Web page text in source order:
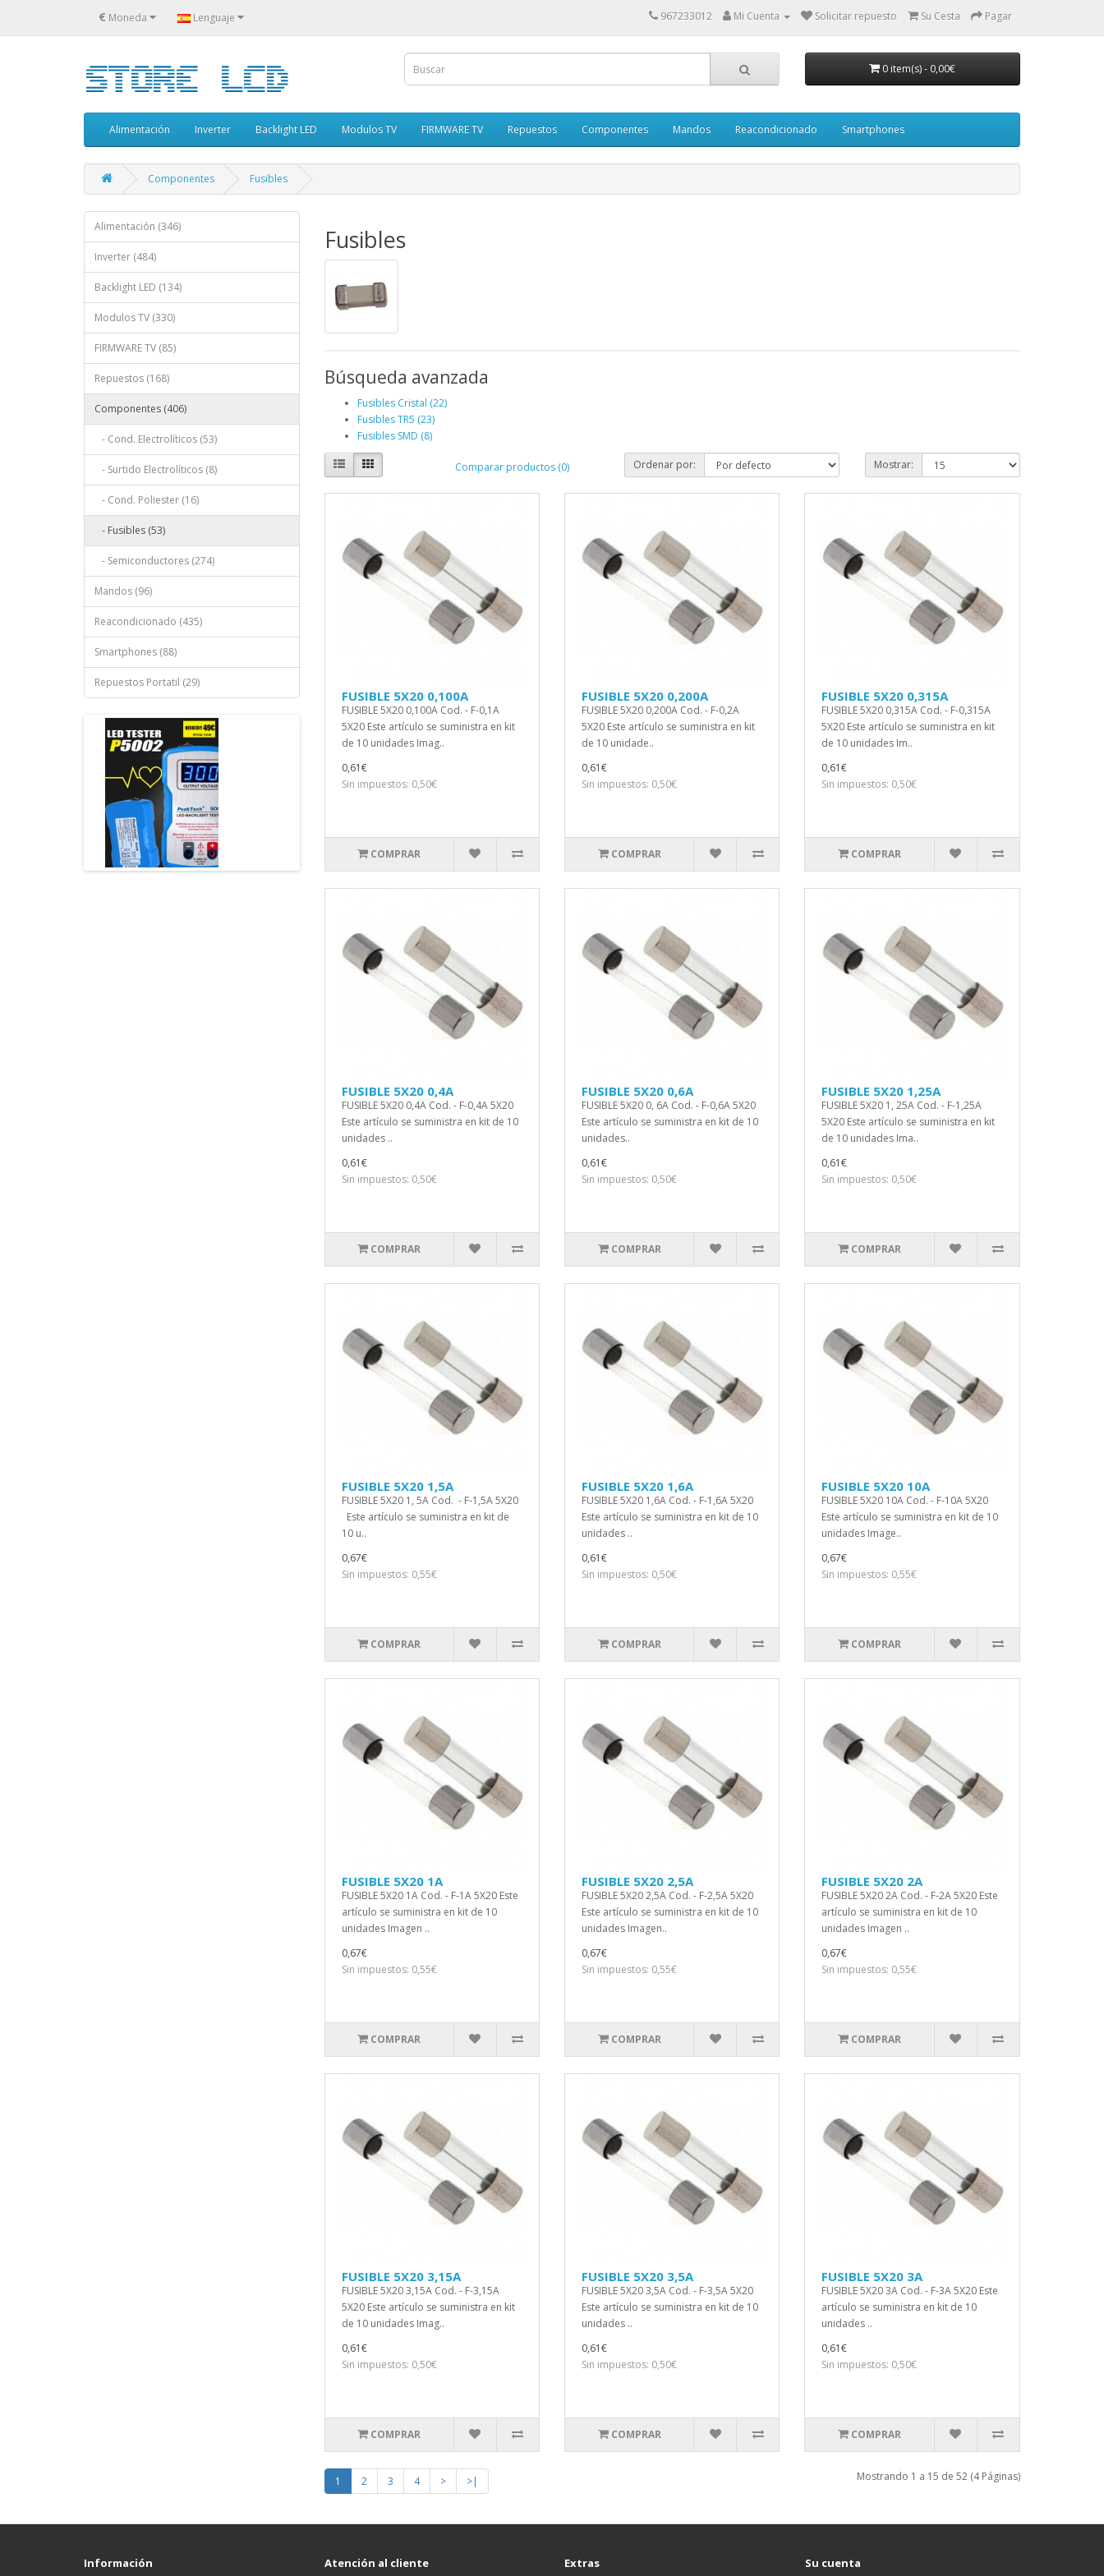
€ Moneda Lenguaje 967233012 Mi Cuenta Solicitar repuesto Su Cesta Pagar
0 item(s)- 0,00€
Alimentación Inverter Backlight LED Modulos TV FIRMWARE TV Repuestos Componentes Mandos Reacondicionado Smartphones
Componentes Fusibles
Alimentación (346)
Inverter (484)
Backlight LED (134)
Modulos TV (330)
FIRMWARE TV (85)
Repuestos (168)
Componentes (406)
- Cond. Electrolíticos (53)
- Surtido Electrolíticos (8)
- Cond. Poliester (16)
- Fusibles (53)
- Semiconductores (274)
Mandos (96)
Reacondicionado (435)
Smartphones (88)
Repuestos Portatil (29)
Fusibles
Búsqueda avanzada
Fusibles Cristal (22)
Fusibles TR5 (23)
Fusibles SMD (8)
Comparar productos (0) Ordenar por: Mostrar:
FUSIBLE 5X20 0,100A
FUSIBLE 5X20 0,100A Cod. - F-0,1A
5X20 Este artículo se suministra en kit
de 10 unidades Imag..
0,61€
Sin impuestos: 0,50€
COMPRAR
FUSIBLE 5X20 0,200A
FUSIBLE 5X20 0,200A Cod. - F-0,2A
5X20 Este artículo se suministra en kit
de 10 unidade..
0,61€
Sin impuestos: 0,50€
COMPRAR
FUSIBLE 5X20 0,315A
FUSIBLE 5X20 0,315A Cod. - F-0,315A
5X20 Este artículo se suministra en kit
de 10 unidades Im..
0,61€
Sin impuestos: 0,50€
COMPRAR
FUSIBLE 5X20 0,4A
FUSIBLE 5X20 0,4A Cod. - F-0,4A 5X20
Este artículo se suministra en kit de 10
unidades ..
0,61€
Sin impuestos: 0,50€
COMPRAR
FUSIBLE 5X20 0,6A
FUSIBLE 5X20 0, 6A Cod. - F-0,6A 5X20
Este artículo se suministra en kit de 10
unidades..
0,61€
Sin impuestos: 0,50€
COMPRAR
FUSIBLE 5X20 1,25A
FUSIBLE 5X20 1, 25A Cod. - F-1,25A
5X20 Este artículo se suministra en kit
de 10 unidades Ima..
0,61€
Sin impuestos: 0,50€
COMPRAR
FUSIBLE 5X20 1,5A
FUSIBLE 5X20 1, 5A Cod. - F-1,5A 5X20
Este artículo se suministra en kit de
10 u..
0,67€
Sin impuestos: 0,55€
COMPRAR
FUSIBLE 5X20 1,6A
FUSIBLE 5X20 1,6A Cod. - F-1,6A 5X20
Este artículo se suministra en kit de 10
unidades ..
0,61€
Sin impuestos: 0,50€
COMPRAR
FUSIBLE 5X20 10A
FUSIBLE 5X20 10A Cod. - F-10A 5X20
Este artículo se suministra en kit de 10
unidades Image..
0,67€
Sin impuestos: 0,55€
COMPRAR
FUSIBLE 5X20 1A
FUSIBLE 5X20 1A Cod. - F-1A 5X20 Este
artículo se suministra en kit de 10
unidades Imagen ..
0,67€
Sin impuestos: 0,55€
COMPRAR
FUSIBLE 5X20 2,5A
FUSIBLE 5X20 2,5A Cod. - F-2,5A 5X20
Este artículo se suministra en kit de 10
unidades Imagen..
0,67€
Sin impuestos: 0,55€
COMPRAR
FUSIBLE 5X20 2A
FUSIBLE 5X20 2A Cod. - F-2A 5X20 Este
artículo se suministra en kit de 10
unidades Imagen ..
0,67€
Sin impuestos: 0,55€
COMPRAR
FUSIBLE 5X20 3,15A
FUSIBLE 5X20 3,15A Cod. - F-3,15A
5X20 Este artículo se suministra en kit
de 10 unidades Imag..
0,61€
Sin impuestos: 0,50€
COMPRAR
FUSIBLE 5X20 3,5A
FUSIBLE 5X20 3,5A Cod. - F-3,5A 5X20
Este artículo se suministra en kit de 10
unidades ..
0,61€
Sin impuestos: 0,50€
COMPRAR
FUSIBLE 5X20 3A
FUSIBLE 5X20 3A Cod. - F-3A 5X20 Este
artículo se suministra en kit de 10
unidades ..
0,61€
Sin impuestos: 0,50€
COMPRAR
1 2 3 4 > >| Mostrando 1 a 15 de 52 (4 Páginas)
Información Atención al cliente Extras Su cuenta